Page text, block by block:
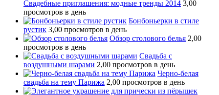
Свадебные приглашения: модные тренды 2014 3,00
просмотров в день
Бонбоньерки в стиле
рустик 3,00 просмотров в день
Обзор столового белья 2,00
просмотров в день
Свадьба с
воздушными шарами 2,00 просмотров в день
Черно-белая
свадьба на тему Парижа 2,00 просмотров в день